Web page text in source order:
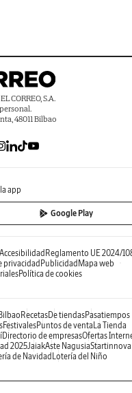
CORREO, S.A.
48011 Bilbao
app
Google Play
AccesibilidadReglamento UE 2024/
privacidadPublicidadMapa web
Política de cookies
RecetasDe tiendasPasatiempos
FestivalesPuntos de ventaLa Tienda
Directorio de empresasOfertas
2025JaiakAste NagusiaStartinnova
de NavidadLotería del Niño